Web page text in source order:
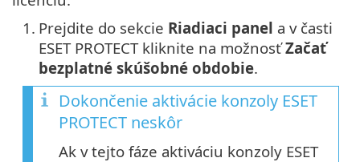
1. Prejdite do sekcie Riadiaci panel a v časti
ESET PROTECT kliknite na možnosťZačať
bezplatné skúšobné obdobie.
Dokončenie aktivácie konzoly ESET
PROTECT neskôr
Ak v tejto fáze aktiváciu konzoly ESET